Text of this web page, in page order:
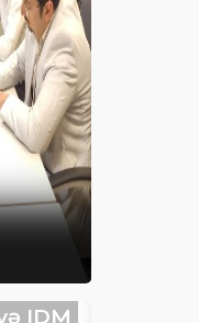
IDM